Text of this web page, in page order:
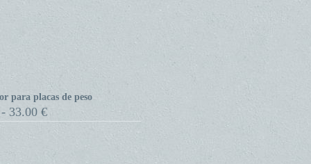
para placas de peso
- 33.00 €Rango
de